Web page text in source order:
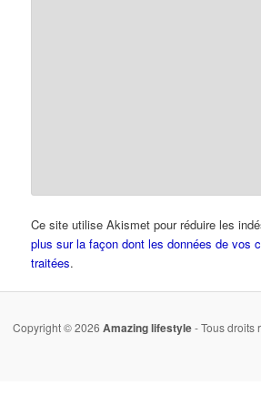
Ce site utilise Akismet pour réduire les
plus sur la façon dont les données de vos
traitées.
Copyright © 2026 Amazing lifestyle- Tous droits